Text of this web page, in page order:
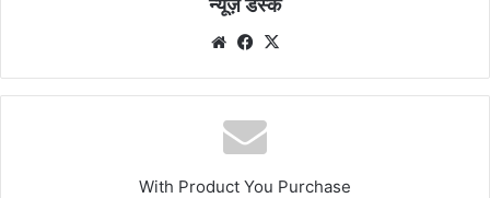
न्यूज़ डेस्क
WebsiteFacebook
With Product You Purchase